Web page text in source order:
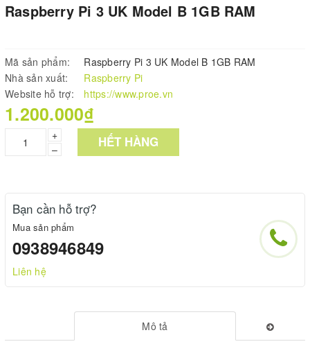
Raspberry Pi 3 UK Model B 1GB RAM
Mã sản phẩm:
Raspberry Pi 3 UK Model B 1GB RAM
Nhà sản xuất:
Raspberry Pi
Website hỗ trợ:
https://www.proe.vn
1.200.000₫
+
–
HẾT HÀNG
Bạn cần hỗ trợ?
Mua sản phẩm
0938946849
Liên hệ
Mô tả